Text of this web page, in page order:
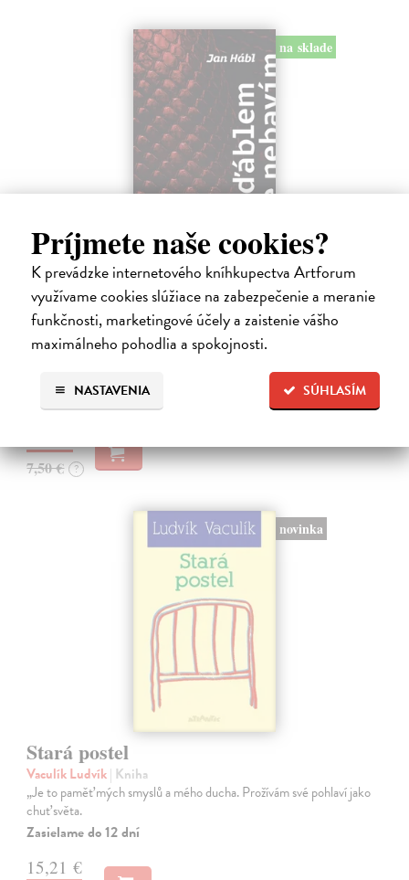
Príjmete naše cookies?
K prevádzke internetového kníhkupectva Artforum
využívame cookies slúžiace na zabezpečenie a meranie
funkčnosti, marketingové účely a zaistenie vášho
maximálneho pohodlia a spokojnosti.
SÚHLASÍM
NASTAVENIA
na sklade
S ďáblem se nebavím. Ale on se baví se
mnou
Hábl Jan| Kniha
Kniha Jana Hábla je volně inspirovaná slavným dílem Rady zkušeného
ďábla C. S. Lewise, které autor s úctou připomíná, ale zároveň
pokušitel…
7,50 € ?
novinka
Stará postel
Vaculík Ludvík| Kniha
„Je to paměť mých smyslů a mého ducha. Prožívám své pohlaví jako
chuť světa.
Zasielame do 12 dní
15,21 €